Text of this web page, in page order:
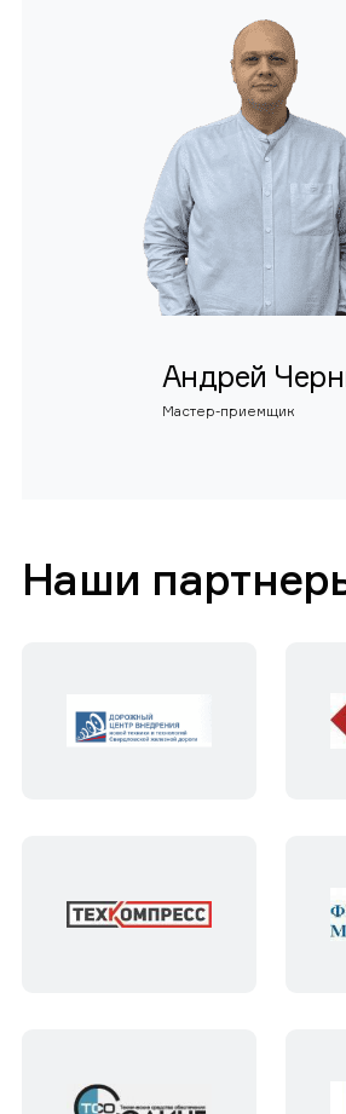
Андрей
Мастер-приемщик
Наши